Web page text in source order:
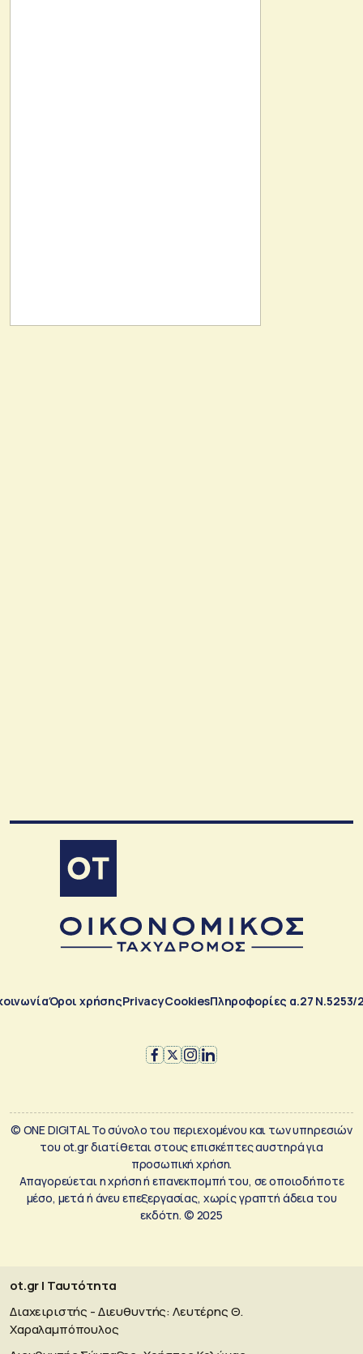
Όροι χρήσηςPrivacyCookiesΠληροφορίες α.27 Ν.5253/
© ONE DIGITAL Το σύνολο του περιεχομένου και των υπηρεσιών
του ot.gr διατίθεται στους επισκέπτες αυστηρά για
προσωπική χρήση.
Απαγορεύεται η χρήση ή επανεκπομπή του, σε οποιοδήποτε
μέσο, μετά ή άνευ επεξεργασίας, χωρίς γραπτή άδεια του
εκδότη. © 2025
ot.gr | Ταυτότητα
Διαχειριστής - Διευθυντής: Λευτέρης Θ.
Χαραλαμπόπουλος